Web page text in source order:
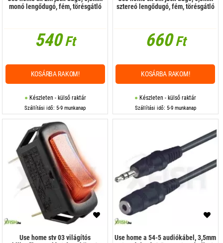
monó lengődugó, fém, törésgátló
540Ft
Készleten - külső raktár
Szállítási idő: 5-9 munkanap
KOSÁRBA RAKOM!
sztereó lengődugó, fém, törésgátló
660Ft
Készleten - külső raktár
Szállítási idő: 5-9 munkanap
KOSÁRBA RAKOM!
Use home stv 03 világítós
Use home a 54-5 audiókábel, 3,5mm